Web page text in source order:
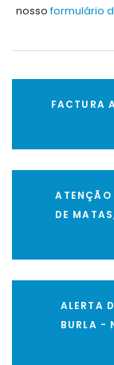
nossoformulário
FACTURA
DE
ALERTA
BURLA -